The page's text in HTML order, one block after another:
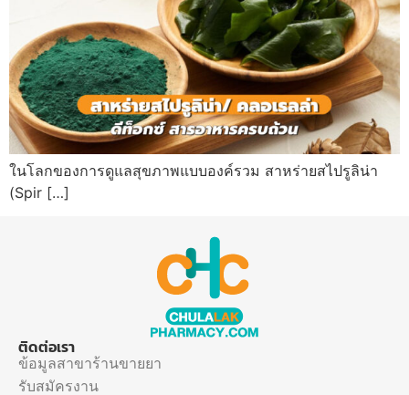
ในโลกของการดูแลสุขภาพแบบองค์รวม สาหร่ายสไปรูลิน่า
(Spir […]
ติดต่อเรา
ข้อมูลสาขาร้านขายยา
รับสมัครงาน